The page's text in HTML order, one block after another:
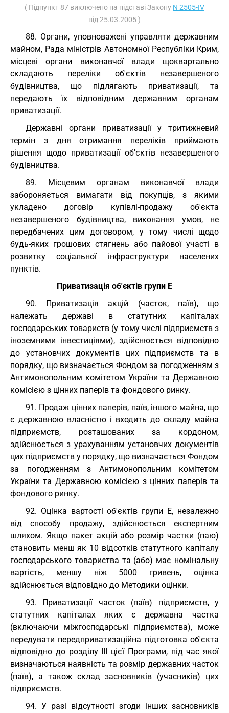
( Підпункт 87 виключено на підставі Закону N 2505-IV
від 25.03.2005 )
88. Органи, уповноважені управляти державним
майном, Рада міністрів Автономної Республіки Крим,
місцеві органи виконавчої влади щоквартально
складають переліки об'єктів незавершеного
будівництва, що підлягають приватизації, та
передають їх відповідним державним органам
приватизації.
Державні органи приватизації у тритижневий
термін з дня отримання переліків приймають
рішення щодо приватизації об'єктів незавершеного
будівництва.
89. Місцевим органам виконавчої влади
забороняється вимагати від покупців, з якими
укладено договір купівлі-продажу об'єкта
незавершеного будівництва, виконання умов, не
передбачених цим договором, у тому числі щодо
будь-яких грошових стягнень або пайової участі в
розвитку соціальної інфраструктури населених
пунктів.
Приватизація об'єктів групи Е
90. Приватизація акцій (часток, паїв), що
належать державі в статутних капіталах
господарських товариств (у тому числі підприємств з
іноземними інвестиціями), здійснюється відповідно
до установчих документів цих підприємств та в
порядку, що визначається Фондом за погодженням з
Антимонопольним комітетом України та Державною
комісією з цінних паперів та фондового ринку.
91. Продаж цінних паперів, паїв, іншого майна, що
є державною власністю і входить до складу майна
підприємств, розташованих за кордоном,
здійснюється з урахуванням установчих документів
цих підприємств у порядку, що визначається Фондом
за погодженням з Антимонопольним комітетом
України та Державною комісією з цінних паперів та
фондового ринку.
92. Оцінка вартості об'єктів групи Е, незалежно
від способу продажу, здійснюється експертним
шляхом. Якщо пакет акцій або розмір частки (паю)
становить менш як 10 відсотків статутного капіталу
господарського товариства та (або) має номінальну
вартість, меншу ніж 5000 гривень, оцінка
здійснюється відповідно до Методики оцінки.
93. Приватизації часток (паїв) підприємств, у
статутних капіталах яких є державна частка
(включаючи міжгосподарські підприємства), може
передувати передприватизаційна підготовка об'єкта
відповідно до розділу III цієї Програми, під час якої
визначаються наявність та розмір державних часток
(паїв), а також склад засновників (учасників) цих
підприємств.
94. У разі відсутності згоди інших засновників